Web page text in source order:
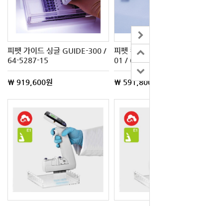
피펫 가이드 싱글 GUIDE-300 /
64-5287-15
\ 919,600원
피펫 컨트롤러 (Lasany) 1009-
01 / 62-3874-27
\ 591,800원